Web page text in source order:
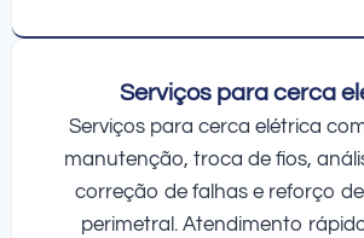
Serviços para cerca
Serviços para cerca elétrica
manutenção, troca de fios,
correção de falhas e reforço
perimetral. Atendimento